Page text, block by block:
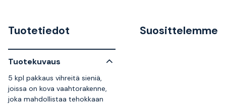
Tuotetiedot
Tuotekuvaus
5 kpl pakkaus vihreitä sieniä,
joissa on kova vaahtorakenne,
joka mahdollistaa tehokkaan
Suosittelemme